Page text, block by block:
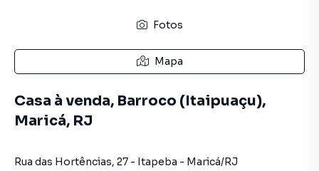
Fotos
Mapa
Casa à venda, Barroco (Itaipuaçu),
Maricá, RJ
Rua das Hortências, 27 - Itapeba - Maricá/RJ